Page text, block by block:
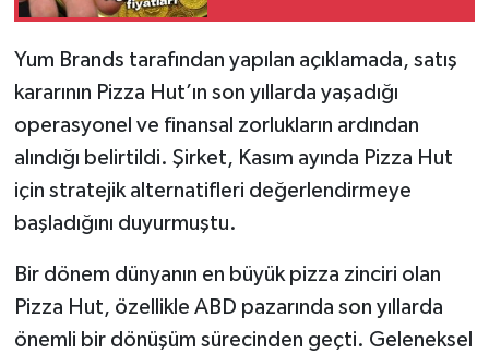
Yum Brands tarafından yapılan açıklamada, satış
kararının Pizza Hut’ın son yıllarda yaşadığı
operasyonel ve finansal zorlukların ardından
alındığı belirtildi. Şirket, Kasım ayında Pizza Hut
için stratejik alternatifleri değerlendirmeye
başladığını duyurmuştu.
Bir dönem dünyanın en büyük pizza zinciri olan
Pizza Hut, özellikle ABD pazarında son yıllarda
önemli bir dönüşüm sürecinden geçti. Geleneksel